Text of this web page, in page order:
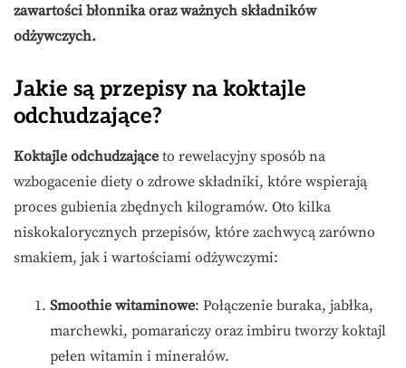
zawartości błonnika oraz ważnych składników
odżywczych.
Jakie są przepisy na koktajle
odchudzające?
Koktajle odchudzające to rewelacyjny sposób na
wzbogacenie diety o zdrowe składniki, które wspierają
proces gubienia zbędnych kilogramów. Oto kilka
niskokalorycznych przepisów, które zachwycą zarówno
smakiem, jak i wartościami odżywczymi:
Smoothie witaminowe: Połączenie buraka, jabłka,
marchewki, pomarańczy oraz imbiru tworzy koktajl
pełen witamin i minerałów.